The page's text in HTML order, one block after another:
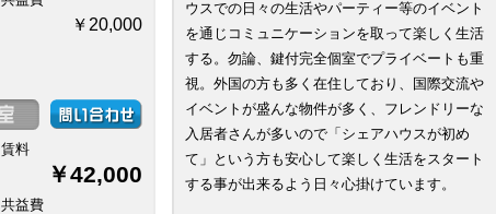
￥20,000
賃料
￥42,000
共益費
ウスでの日々の生活やパーティー等のイベント
を通じコミュニケーションを取って楽しく生活
する。勿論、鍵付完全個室でプライベートも重
視。外国の方も多く在住しており、国際交流や
イベントが盛んな物件が多く、フレンドリーな
入居者さんが多いので「シェアハウスが初め
て」という方も安心して楽しく生活をスタート
する事が出来るよう日々心掛けています。